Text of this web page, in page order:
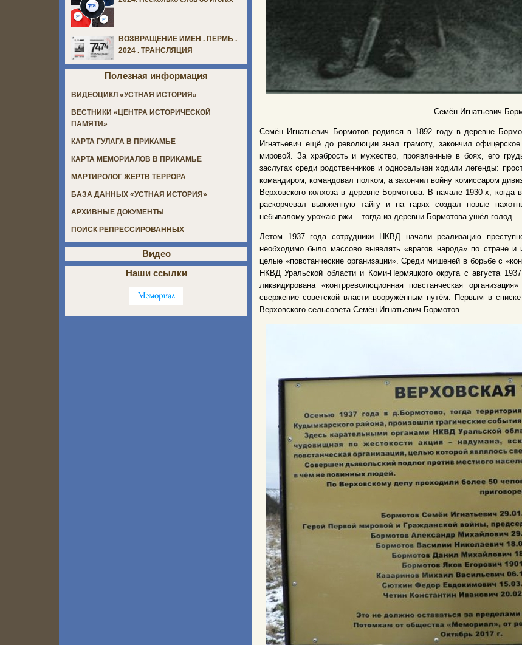
Семён Игнатьевич
Семён Игнатьевич Бормотов родился в 1892 году в деревне
Игнатьевич ещё до революции знал грамоту, закончил
мировой. За храбрость и мужество, проявленные в боях, его
заслугах среди родственников и односельчан ходили легенды:
командиром, командовал полком, а закончил войну комиссаром
Верховского колхоза в деревне Бормотова. В начале 1930-х,
раскорчевал выжженную тайгу и на гарях создал новые
небывалому урожаю ржи – тогда из деревни Бормотова ушёл голод...
Летом 1937 года сотрудники НКВД начали реализацию
необходимо было массово выявлять «врагов народа» по стране
целые «повстанческие организации». Среди мишеней в борьбе с
НКВД Уральской области и Коми-Пермяцкого округа с августа
ликвидирована «контрреволюционная повстанческая
свержение советской власти вооружённым путём. Первым в
Верховского сельсовета Семён Игнатьевич Бормотов.
ВОЗВРАЩЕНИЕ ИМЁН . ПЕРМЬ .
2024 . ТРАНСЛЯЦИЯ
Полезная информация
ВИДЕОЦИКЛ «УСТНАЯ ИСТОРИЯ»
ВЕСТНИКИ «ЦЕНТРА ИСТОРИЧЕСКОЙ
ПАМЯТИ»
КАРТА ГУЛАГА В ПРИКАМЬЕ
КАРТА МЕМОРИАЛОВ В ПРИКАМЬЕ
МАРТИРОЛОГ ЖЕРТВ ТЕРРОРА
БАЗА ДАННЫХ «УСТНАЯ ИСТОРИЯ»
АРХИВНЫЕ ДОКУМЕНТЫ
ПОИСК РЕПРЕССИРОВАННЫХ
Видео
Наши ссылки